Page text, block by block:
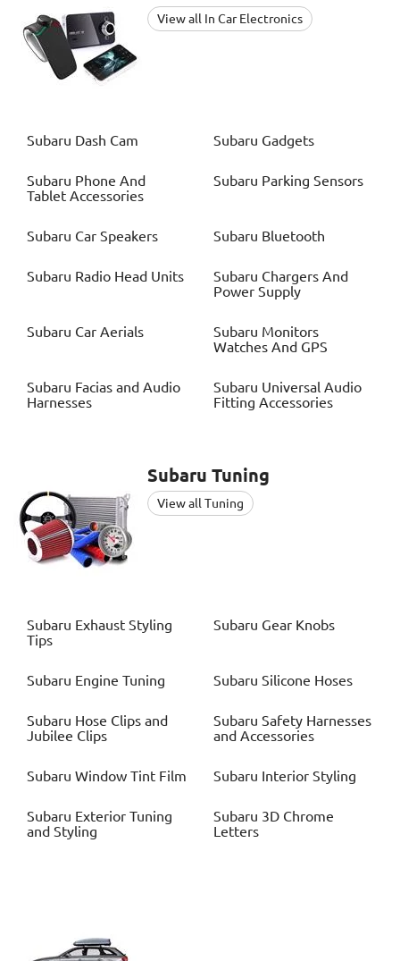
View all In Car Electronics
Subaru Dash Cam Subaru Gadgets
Subaru Phone And
Tablet Accessories
Subaru Parking Sensors
Subaru Car Speakers Subaru Bluetooth
Subaru Radio Head Units Subaru Chargers And
Power Supply
Subaru Car Aerials Subaru Monitors
Watches And GPS
Subaru Facias and Audio
Harnesses
Subaru Universal Audio
Fitting Accessories
Subaru Tuning
View all Tuning
Subaru Exhaust Styling
Tips
Subaru Gear Knobs
Subaru Engine Tuning Subaru Silicone Hoses
Subaru Hose Clips and
Jubilee Clips
Subaru Safety Harnesses
and Accessories
Subaru Window Tint Film Subaru Interior Styling
Subaru Exterior Tuning
and Styling
Subaru 3D Chrome
Letters